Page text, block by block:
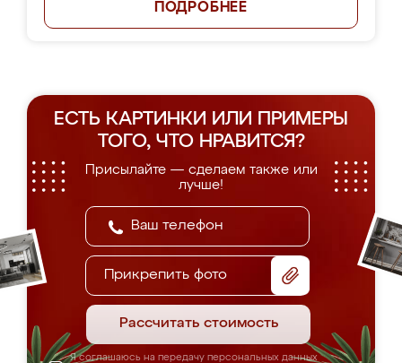
ПОДРОБНЕЕ
ЕСТЬ КАРТИНКИ ИЛИ ПРИМЕРЫ
ТОГО, ЧТО НРАВИТСЯ?
Присылайте — сделаем также или
лучше!
Прикрепить фото
Рассчитать стоимость
Я соглашаюсь на передачу персональных данных